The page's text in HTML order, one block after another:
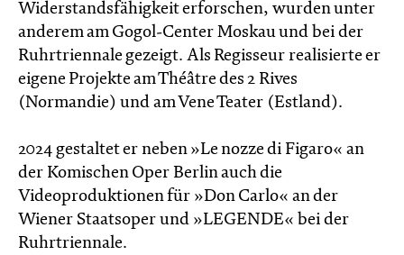
Widerstandsfähigkeit erforschen, wurden unter
anderem am Gogol-Center Moskau und bei der
Ruhrtriennale gezeigt. Als Regisseur realisierte er
eigene Projekte am Théâtre des 2 Rives
(Normandie) und am Vene Teater (Estland).
2024 gestaltet er neben »Le nozze di Figaro« an
der Komischen Oper Berlin auch die
Videoproduktionen für »Don Carlo« an der
Wiener Staatsoper und »LEGENDE« bei der
Ruhrtriennale.